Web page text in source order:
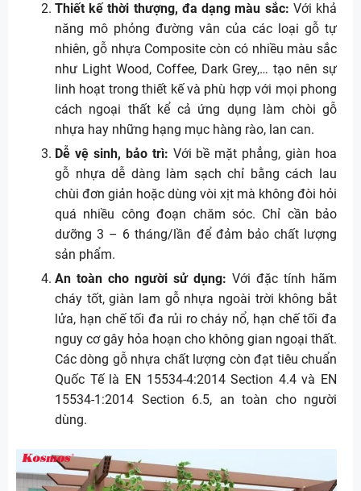
Thiết kế thời thượng, đa dạng màu sắc: Với khả
năng mô phỏng đường vân của các loại gỗ tự
nhiên, gỗ nhựa Composite còn có nhiều màu sắc
như Light Wood, Coffee, Dark Grey,… tạo nên sự
linh hoạt trong thiết kế và phù hợp với mọi phong
cách ngoại thất kể cả ứng dụng làm chòi gỗ
nhựa hay những hạng mục hàng rào, lan can.
Dễ vệ sinh, bảo trì: Với bề mặt phẳng, giàn hoa
gỗ nhựa dễ dàng làm sạch chỉ bằng cách lau
chùi đơn giản hoặc dùng vòi xịt mà không đòi hỏi
quá nhiều công đoạn chăm sóc. Chỉ cần bảo
dưỡng 3 – 6 tháng/lần để đảm bảo chất lượng
sản phẩm.
An toàn cho người sử dụng: Với đặc tính hãm
cháy tốt, giàn lam gỗ nhựa ngoài trời không bắt
lửa, hạn chế tối đa rủi ro cháy nổ, hạn chế tối đa
nguy cơ gây hỏa hoạn cho không gian ngoại thất.
Các dòng gỗ nhựa chất lượng còn đạt tiêu chuẩn
Quốc Tế là EN 15534-4:2014 Section 4.4 và EN
15534-1:2014 Section 6.5, an toàn cho người
dùng.